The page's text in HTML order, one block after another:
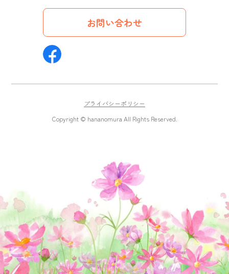
お問い合わせ
プライバシーポリシー
Copyright © hananomura All Rights Reserved.